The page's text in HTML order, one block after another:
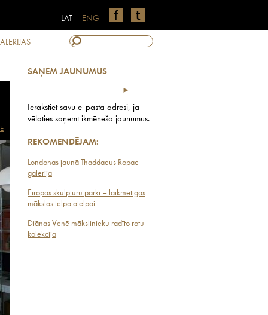
ENG
LAT
SAŅEM JAUNUMUS
Ierakstiet savu e-pasta adresi, ja
vēlaties saņemt ikmēneša jaunumus.
REKOMENDĒJAM:
Londonas jaunā Thaddaeus Ropac
galerija
Eiropas skulptūru parki – laikmetīgās
mākslas telpa atelpai
Diānas Venē mākslinieku radīto rotu
kolekcija